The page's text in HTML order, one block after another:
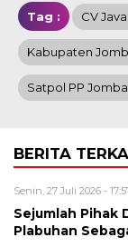
Tag : CV
Kabupaten
Satpol PP
BERITA
Senin, 27 Juli 2026 -
Sejumlah Pihak
Plabuhan